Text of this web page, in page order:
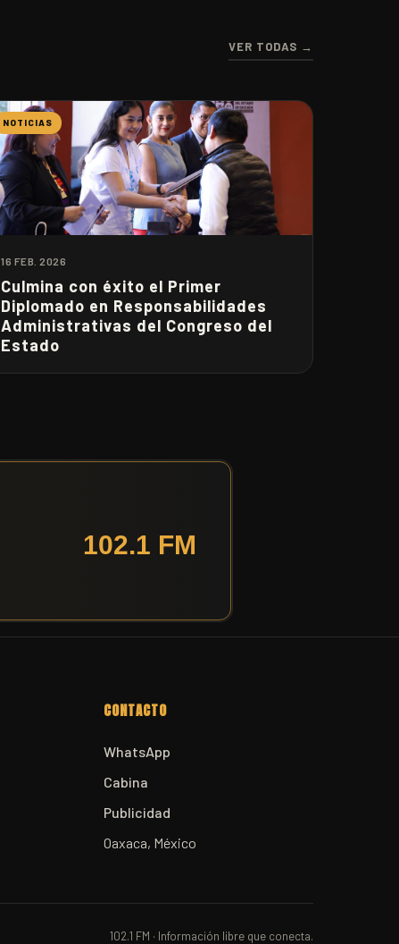
VER TODAS →
NOTICIAS
16 FEB. 2026
Culmina con éxito el Primer
Diplomado en Responsabilidades
Administrativas del Congreso del
Estado
CONTACTO
WhatsApp
Cabina
Publicidad
Oaxaca, México
102.1 FM · Información libre que conecta.